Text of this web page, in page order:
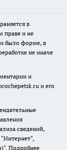
в
праве и не
было форме, в
не иначе
и
и его
сведений,
Подробнее